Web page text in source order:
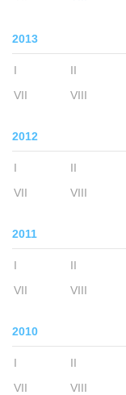
2013
I II
VII
VIII
2012
I II
VII
VIII
2011
I II
VII
VIII
2010
I II
VII
VIII